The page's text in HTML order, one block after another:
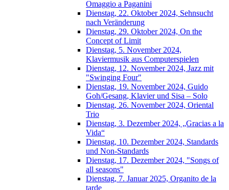
Omaggio a Paganini
Dienstag, 22. Oktober 2024, Sehnsucht
nach Veränderung
Dienstag, 29. Oktober 2024, On the
Concept of Limit
Dienstag, 5. November 2024,
Klaviermusik aus Computerspielen
Dienstag, 12. November 2024, Jazz mit
"Swinging Four"
Dienstag, 19. November 2024, Guido
Goh/Gesang, Klavier und Sisa – Solo
Dienstag, 26. November 2024, Oriental
Trio
Dienstag, 3. Dezember 2024, „Gracias a la
Vida“
Dienstag, 10. Dezember 2024, Standards
und Non-Standards
Dienstag, 17. Dezember 2024, "Songs of
all seasons"
Dienstag, 7. Januar 2025, Organito de la
tarde